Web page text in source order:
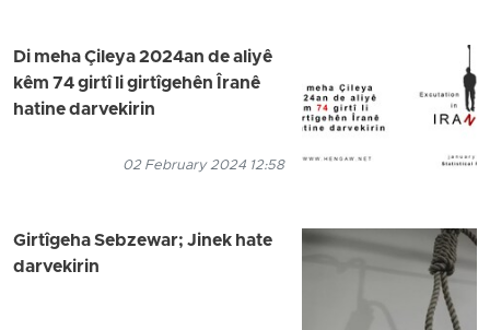
Di meha Çileya 2024an de aliyê
kêm 74 girtî li girtîgehên Îranê
hatine darvekirin
02 February 2024 12:58
Girtîgeha Sebzewar; Jinek hate
darvekirin